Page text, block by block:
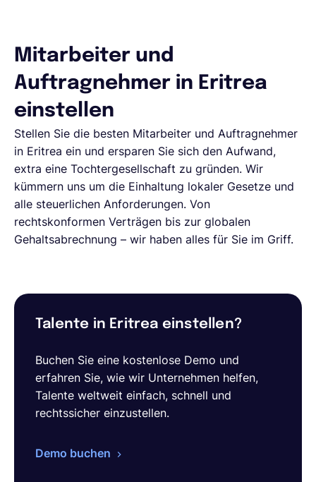
Mitarbeiter und
Auftragnehmer in Eritrea
einstellen
Stellen Sie die besten Mitarbeiter und Auftragnehmer
in Eritrea ein und ersparen Sie sich den Aufwand,
extra eine Tochtergesellschaft zu gründen. Wir
kümmern uns um die Einhaltung lokaler Gesetze und
alle steuerlichen Anforderungen. Von
rechtskonformen Verträgen bis zur globalen
Gehaltsabrechnung – wir haben alles für Sie im Griff.
Talente in Eritrea einstellen?
Buchen Sie eine kostenlose Demo und
erfahren Sie, wie wir Unternehmen helfen,
Talente weltweit einfach, schnell und
rechtssicher einzustellen.
Demo buchen